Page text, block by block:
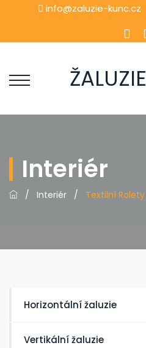
info@zaluzie-kunc.cz
ŽALUZIE
Interiér
/ Interiér / Textilní Rolety
Horizontální žaluzie
Vertikální žaluzie